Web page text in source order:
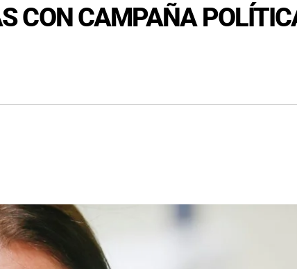
CON CAMPAÑA